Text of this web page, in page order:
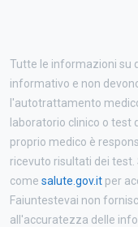
Tutte le informazioni su
informativo e non
l'autotrattamento
laboratorio clinico o test
proprio medico è
ricevuto risultati dei
come salute.gov.it per
Faiuntestevai non
all'accuratezza delle